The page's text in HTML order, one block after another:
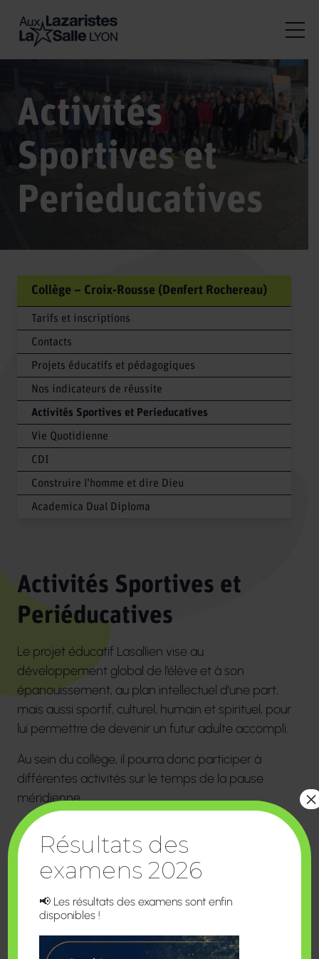
Activités
Sportives et
Perieducatives
Activités Sportives et
Periéducatives
Le projet éducatif Lasallien vise au
développement global de l’élève et à son
épanouissement, au plan intellectuel d’une part,
mais aussi sportif, culturel, humain et spirituel, pour
lui permettre de devenir un futur adulte accompli.
Au sein du collège, il pourra donc participer à
différentes activités sur le temps de la pause
méridienne.
Collège – Croix-Rousse (Denfert Rochereau)
Tarifs et inscriptions
Contacts
Projets éducatifs et pédagogiques
Nos indicateurs de réussite
Activités Sportives et Perieducatives
Vie Quotidienne
CDI
Construire l’homme et dire Dieu
Academica Dual Diploma
Résultats des
examens 2026
📢 Les résultats des examens sont enfin
disponibles !
×